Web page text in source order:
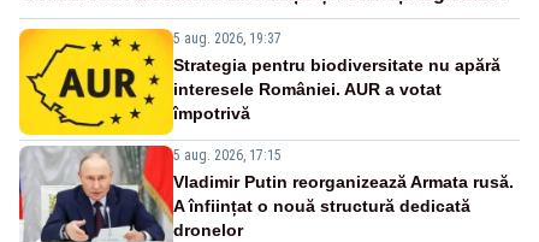
5 aug. 2026, 19:37
Strategia pentru biodiversitate nu apără
interesele României. AUR a votat
împotrivă
5 aug. 2026, 17:15
Vladimir Putin reorganizează Armata rusă.
A înființat o nouă structură dedicată
dronelor